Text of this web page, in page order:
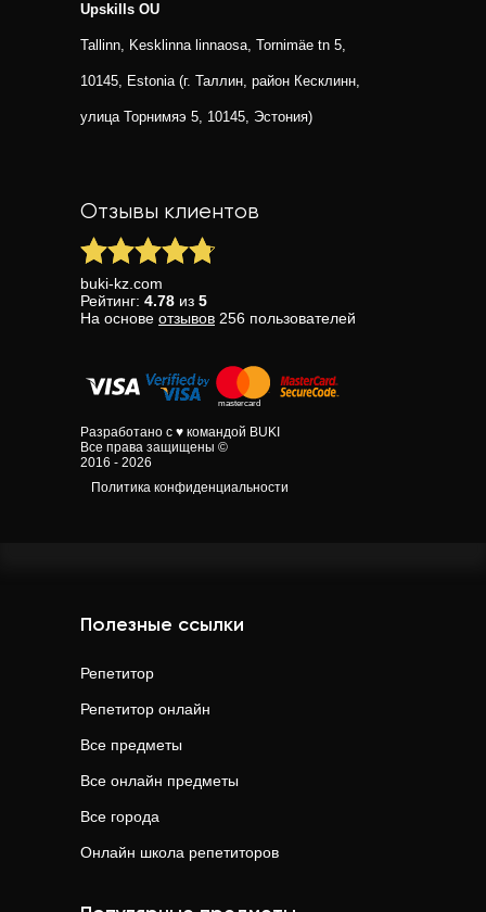
Upskills OU
Tallinn, Kesklinna linnaosa, Tornimäe tn 5,
10145, Estonia (г. Таллин, район Кесклинн,
улица Торнимяэ 5, 10145, Эстония)
Отзывы клиентов
buki-kz.com
Рейтинг: 4.78 из 5
На основе отзывов 256 пользователей
Разработано с ♥ командой BUKI
Все права защищены ©
2016 - 2026
Политика конфиденциальности
Полезные ссылки
Репетитор
Репетитор онлайн
Все предметы
Все онлайн предметы
Все города
Онлайн школа репетиторов